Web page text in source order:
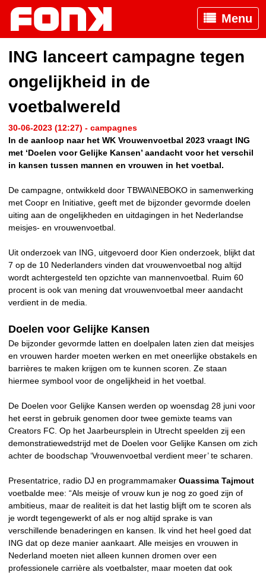
Menu
ING lanceert campagne tegen
ongelijkheid in de
voetbalwereld
30-06-2023 (12:27) - campagnes
In de aanloop naar het WK Vrouwenvoetbal 2023 vraagt ING
met ‘Doelen voor Gelijke Kansen’ aandacht voor het verschil
in kansen tussen mannen en vrouwen in het voetbal.
De campagne, ontwikkeld door TBWA\NEBOKO in samenwerking
met Coopr en Initiative, geeft met de bijzonder gevormde doelen
uiting aan de ongelijkheden en uitdagingen in het Nederlandse
meisjes- en vrouwenvoetbal.
Uit onderzoek van ING, uitgevoerd door Kien onderzoek, blijkt dat
7 op de 10 Nederlanders vinden dat vrouwenvoetbal nog altijd
wordt achtergesteld ten opzichte van mannenvoetbal. Ruim 60
procent is ook van mening dat vrouwenvoetbal meer aandacht
verdient in de media.
Doelen voor Gelijke Kansen
De bijzonder gevormde latten en doelpalen laten zien dat meisjes
en vrouwen harder moeten werken en met oneerlijke obstakels en
barrières te maken krijgen om te kunnen scoren. Ze staan
hiermee symbool voor de ongelijkheid in het voetbal.
De Doelen voor Gelijke Kansen werden op woensdag 28 juni voor
het eerst in gebruik genomen door twee gemixte teams van
Creators FC. Op het Jaarbeursplein in Utrecht speelden zij een
demonstratiewedstrijd met de Doelen voor Gelijke Kansen om zich
achter de boodschap ‘Vrouwenvoetbal verdient meer’ te scharen.
Presentatrice, radio DJ en programmamaker Ouassima Tajmout
voetbalde mee: “Als meisje of vrouw kun je nog zo goed zijn of
ambitieus, maar de realiteit is dat het lastig blijft om te scoren als
je wordt tegengewerkt of als er nog altijd sprake is van
verschillende benaderingen en kansen. Ik vind het heel goed dat
ING dat op deze manier aankaart. Alle meisjes en vrouwen in
Nederland moeten niet alleen kunnen dromen over een
professionele carrière als voetbalster, maar moeten dat ook